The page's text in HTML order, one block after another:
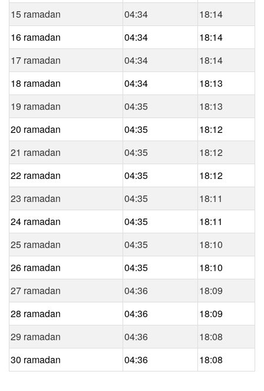
15 ramadan
04:34
18:14
16 ramadan
04:34
18:14
17 ramadan
04:34
18:14
18 ramadan
04:34
18:13
19 ramadan
04:35
18:13
20 ramadan
04:35
18:12
21 ramadan
04:35
18:12
22 ramadan
04:35
18:12
23 ramadan
04:35
18:11
24 ramadan
04:35
18:11
25 ramadan
04:35
18:10
26 ramadan
04:35
18:10
27 ramadan
04:36
18:09
28 ramadan
04:36
18:09
29 ramadan
04:36
18:08
30 ramadan
04:36 18:08